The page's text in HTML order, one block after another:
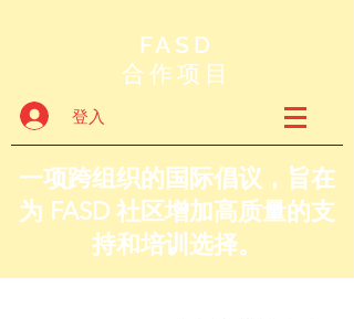
FASD
合作项目
登入
一项跨组织的国际倡议，旨在
为 FASD 社区增加高质量的支
持和培训选择。